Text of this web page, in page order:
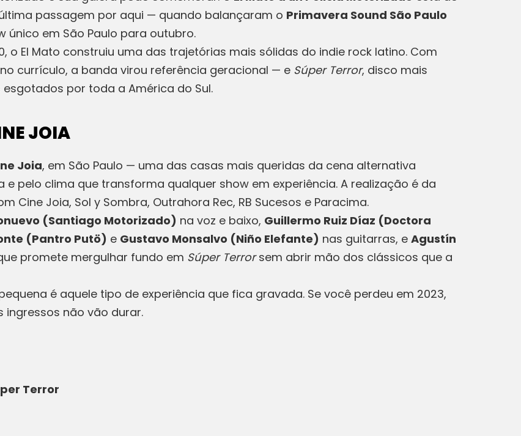
passagem por aqui — quando balançaram o Primavera Sound São Paulo
em São Paulo para outubro.
o El Mato construiu uma das trajetórias mais sólidas do indie rock latino. Com
currículo, a banda virou referência geracional — e Súper Terror, disco mais
por toda a América do Sul.
JOIA
Joia, em São Paulo — uma das casas mais queridas da cena alternativa
pelo clima que transforma qualquer show em experiência. A realização é da
Cine Joia, Sol y Sombra, Outrahora Rec, RB Sucesos e Paracima.
(Santiago Motorizado) na voz e baixo, Guillermo Ruiz Díaz (Doctora
(Pantro Putö) e Gustavo Monsalvo (Niño Elefante) nas guitarras, e Agustín
promete mergulhar fundo em Súper Terrorsem abrir mão dos clássicos que a
é aquele tipo de experiência que fica gravada. Se você perdeu em 2023,
ingressos não vão durar.
Terror